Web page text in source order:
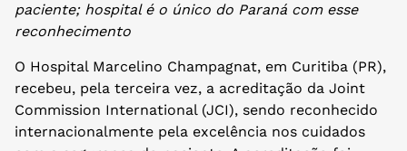
paciente; hospital é o único do Paraná com esse
reconhecimento
O Hospital Marcelino Champagnat, em Curitiba (PR),
recebeu, pela terceira vez, a acreditação da Joint
Commission International (JCI), sendo reconhecido
internacionalmente pela excelência nos cuidados